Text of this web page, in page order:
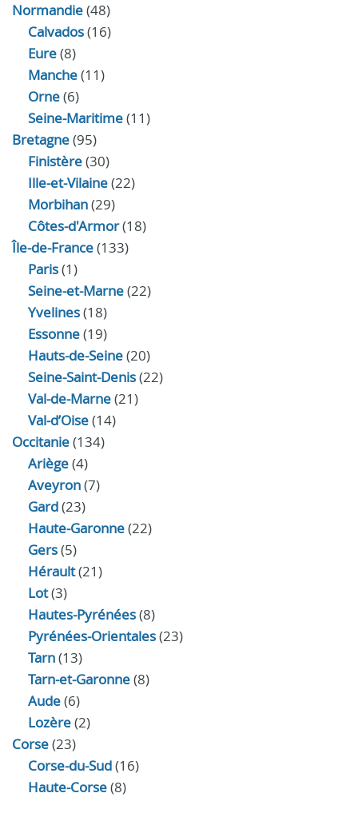
Normandie(48)
Calvados(16)
Eure(8)
Manche(11)
Orne(6)
Seine-Maritime(11)
Bretagne(95)
Finistère(30)
Ille-et-Vilaine(22)
Morbihan(29)
Côtes-d'Armor(18)
Île-de-France(133)
Paris(1)
Seine-et-Marne(22)
Yvelines(18)
Essonne(19)
Hauts-de-Seine(20)
Seine-Saint-Denis(22)
Val-de-Marne(21)
Val-d’Oise(14)
Occitanie(134)
Ariège(4)
Aveyron(7)
Gard(23)
Haute-Garonne(22)
Gers(5)
Hérault(21)
Lot(3)
Hautes-Pyrénées(8)
Pyrénées-Orientales(23)
Tarn(13)
Tarn-et-Garonne(8)
Aude(6)
Lozère(2)
Corse(23)
Corse-du-Sud(16)
Haute-Corse(8)